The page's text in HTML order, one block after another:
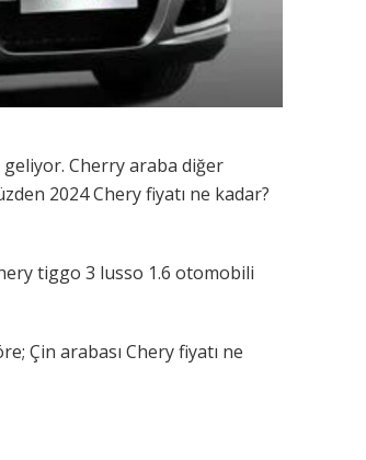
Cherry araba diğer
2024 Chery fiyatı ne kadar?
tiggo 3 lusso 1.6 otomobili
Çin arabası Chery fiyatı ne